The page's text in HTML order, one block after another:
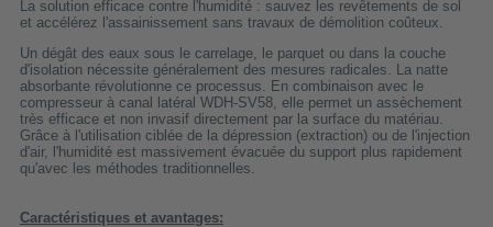
AP1101
H3
AF500B
La solution efficace contre l'humidité : sauvez les revêtements de sol
et accélérez l'assainissement sans travaux de démolition coûteux.
Un dégât des eaux sous le carrelage, le parquet ou dans la couche
d'isolation nécessite généralement des mesures radicales. La natte
absorbante révolutionne ce processus. En combinaison avec le
compresseur à canal latéral WDH-SV58, elle permet un assèchement
très efficace et non invasif directement par la surface du matériau.
Grâce à l'utilisation ciblée de la dépression (extraction) ou de l'injection
d'air, l'humidité est massivement évacuée du support plus rapidement
qu'avec les méthodes traditionnelles.
Caractéristiques et avantages: